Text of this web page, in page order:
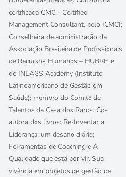
certificada CMC - Certified
Management Consultant, pelo ICMCI;
Conselheira de administração da
Associação Brasileira de Profissionais
de Recursos Humanos – HUBRH e
do INLAGS Academy (Instituto
Latinoamericano de Gestão em
Saúde); membro do Comitê de
Talentos da Casa dos Raros. Co-
autora dos livros: Re-Inventar a
Liderança: um desafio diário;
Ferramentas de Coaching e A
Qualidade que está por vir. Sua
vivência em projetos de gestão de